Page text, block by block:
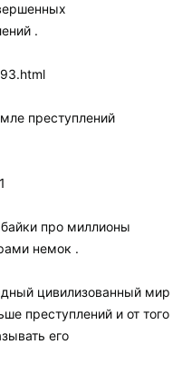
.
преступлений
про миллионы
немок .
цивилизованный мир
преступлений и от того
его